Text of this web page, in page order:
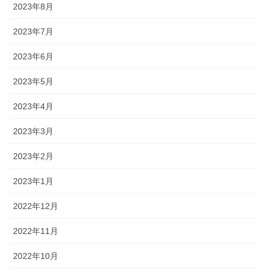
2023年8月
2023年7月
2023年6月
2023年5月
2023年4月
2023年3月
2023年2月
2023年1月
2022年12月
2022年11月
2022年10月